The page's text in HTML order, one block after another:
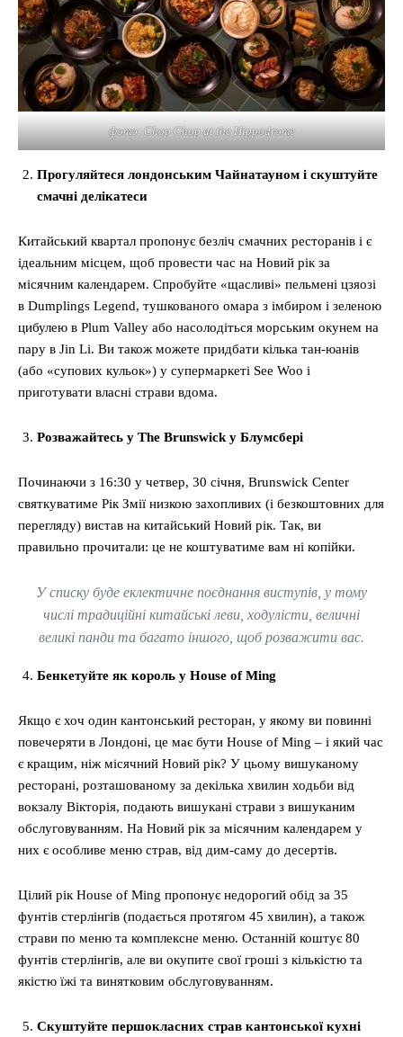
фото: Chop Chop at the Hippodrome
Прогуляйтеся лондонським Чайнатауном і скуштуйте
смачні делікатеси
Китайський квартал пропонує безліч смачних ресторанів і є
ідеальним місцем, щоб провести час на Новий рік за
місячним календарем. Спробуйте «щасливі» пельмені цзяозі
в Dumplings Legend, тушкованого омара з імбиром і зеленою
цибулею в Plum Valley або насолодіться морським окунем на
пару в Jin Li. Ви також можете придбати кілька тан-юанів
(або «супових кульок») у супермаркеті See Woo і
приготувати власні страви вдома.
Розважайтесь у The Brunswick у Блумсбері
Починаючи з 16:30 у четвер, 30 січня, Brunswick Center
святкуватиме Рік Змії низкою захопливих (і безкоштовних для
перегляду) вистав на китайський Новий рік. Так, ви
правильно прочитали: це не коштуватиме вам ні копійки.
У списку буде еклектичне поєднання виступів, у тому
числі традиційні китайські леви, ходулісти, величні
великі панди та багато іншого, щоб розважити вас.
Бенкетуйте як король у House of Ming
Якщо є хоч один кантонський ресторан, у якому ви повинні
повечеряти в Лондоні, це має бути House of Ming – і який час
є кращим, ніж місячний Новий рік? У цьому вишуканому
ресторані, розташованому за декілька хвилин ходьби від
вокзалу Вікторія, подають вишукані страви з вишуканим
обслуговуванням. На Новий рік за місячним календарем у
них є особливе меню страв, від дим-саму до десертів.
Цілий рік House of Ming пропонує недорогий обід за 35
фунтів стерлінгів (подається протягом 45 хвилин), а також
страви по меню та комплексне меню. Останній коштує 80
фунтів стерлінгів, але ви окупите свої гроші з кількістю та
якістю їжі та винятковим обслуговуванням.
Cкуштуйте першокласних страв кантонської кухні